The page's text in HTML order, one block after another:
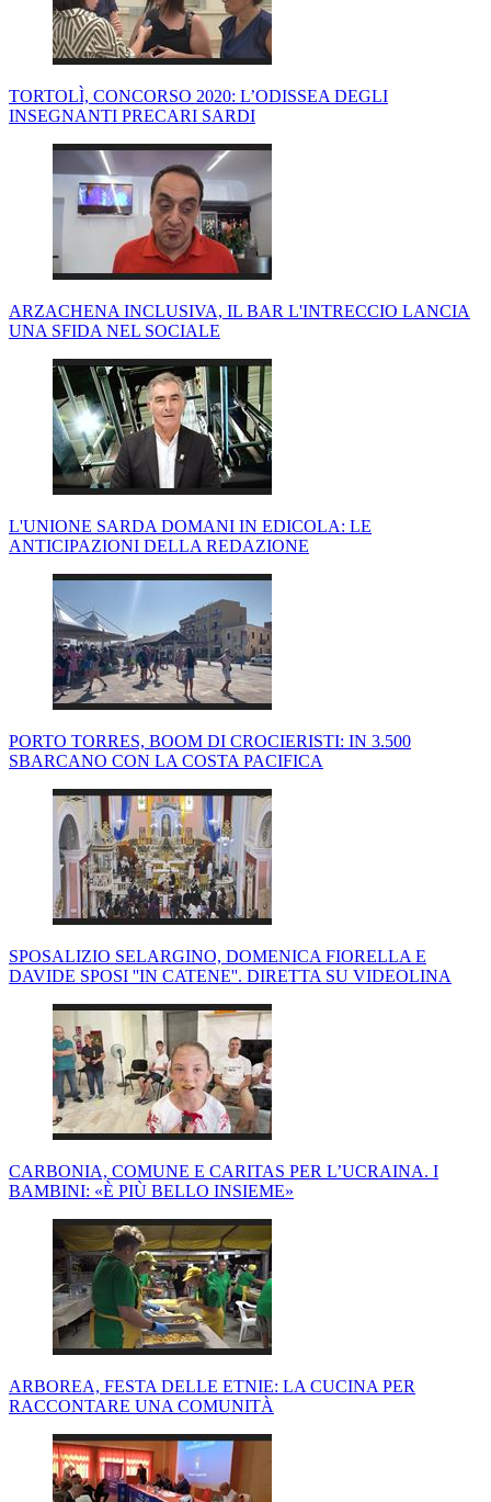
TORTOLÌ, CONCORSO 2020: L’ODISSEA DEGLI
INSEGNANTI PRECARI SARDI
ARZACHENA INCLUSIVA, IL BAR L'INTRECCIO LANCIA
UNA SFIDA NEL SOCIALE
L'UNIONE SARDA DOMANI IN EDICOLA: LE
ANTICIPAZIONI DELLA REDAZIONE
PORTO TORRES, BOOM DI CROCIERISTI: IN 3.500
SBARCANO CON LA COSTA PACIFICA
SPOSALIZIO SELARGINO, DOMENICA FIORELLA E
DAVIDE SPOSI ''IN CATENE''. DIRETTA SU VIDEOLINA
CARBONIA, COMUNE E CARITAS PER L’UCRAINA. I
BAMBINI: «È PIÙ BELLO INSIEME»
ARBOREA, FESTA DELLE ETNIE: LA CUCINA PER
RACCONTARE UNA COMUNITÀ